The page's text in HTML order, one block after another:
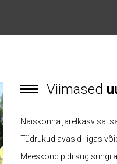
Viimased
Naiskonna järelkasv sai
Tüdrukud avasid liigas
Meeskond pidi sügisringi